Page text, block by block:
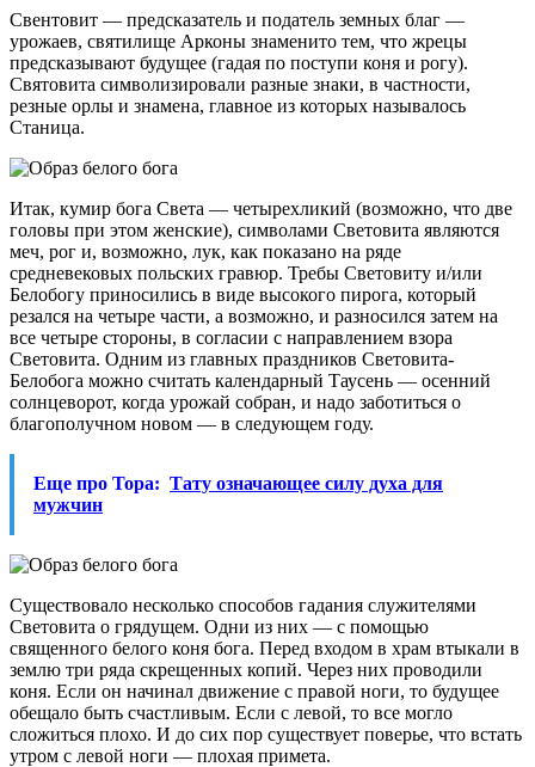
Свентовит — предсказатель и податель земных благ —
урожаев, святилище Арконы знаменито тем, что жрецы
предсказывают будущее (гадая по поступи коня и рогу).
Святовита символизировали разные знаки, в частности,
резные орлы и знамена, главное из которых называлось
Станица.
Итак, кумир бога Света — четырехликий (возможно, что две
головы при этом женские), символами Световита являются
меч, рог и, возможно, лук, как показано на ряде
средневековых польских гравюр. Требы Световиту и/или
Белобогу приносились в виде высокого пирога, который
резался на четыре части, а возможно, и разносился затем на
все четыре стороны, в согласии с направлением взора
Световита. Одним из главных праздников Световита-
Белобога можно считать календарный Таусень — осенний
солнцеворот, когда урожай собран, и надо заботиться о
благополучном новом — в следующем году.
Еще про Тора: Тату означающее силу духа для
мужчин
Существовало несколько способов гадания служителями
Световита о грядущем. Одни из них — с помощью
священного белого коня бога. Перед входом в храм втыкали в
землю три ряда скрещенных копий. Через них проводили
коня. Если он начинал движение с правой ноги, то будущее
обещало быть счастливым. Если с левой, то все могло
сложиться плохо. И до сих пор существует поверье, что встать
утром с левой ноги — плохая примета.